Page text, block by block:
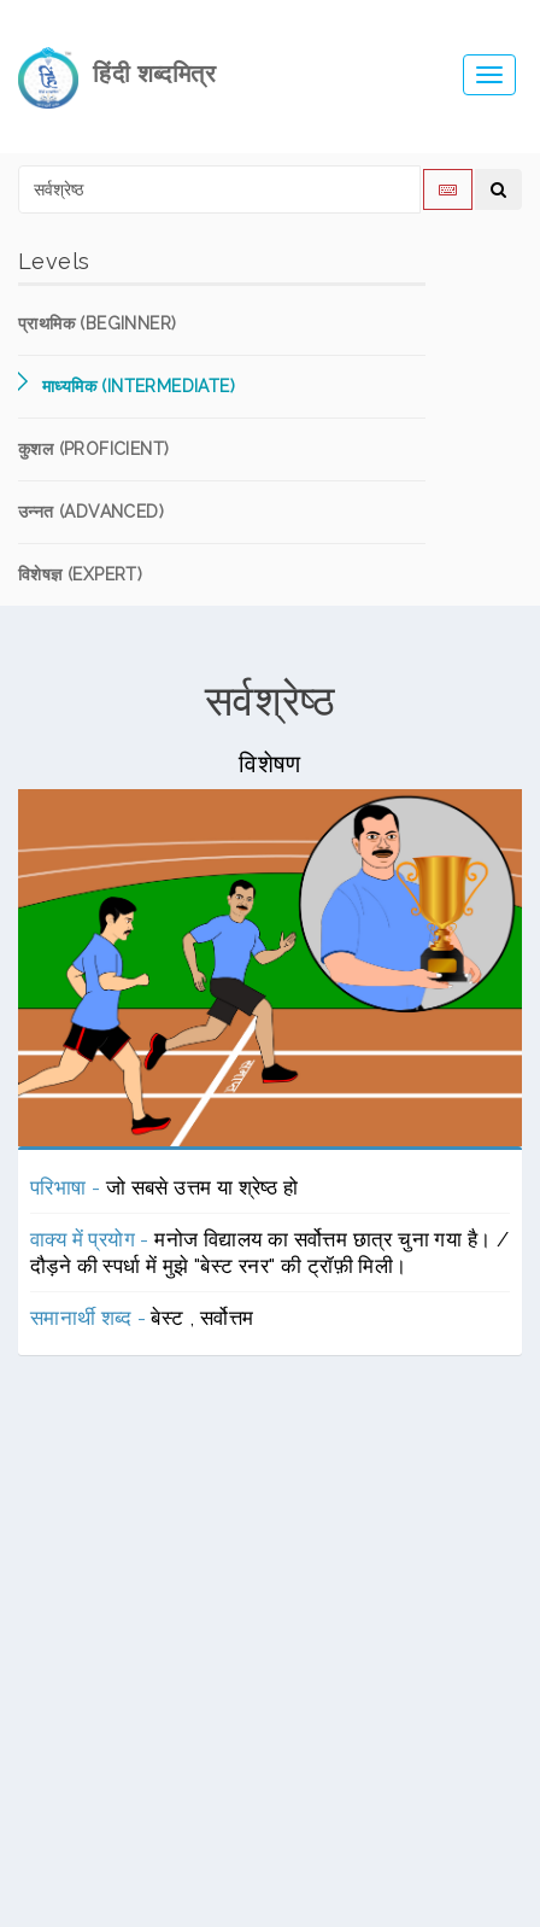
हिंदी शब्दमित्र
Levels
प्राथमिक (BEGINNER)
माध्यमिक (INTERMEDIATE)
कुशल (PROFICIENT)
उन्नत (ADVANCED)
विशेषज्ञ (EXPERT)
सर्वश्रेष्ठ
विशेषण
परिभाषा -जो सबसे उत्तम या श्रेष्ठ हो
वाक्य में प्रयोग -मनोज विद्यालय का सर्वोत्तम छात्र चुना गया है। /
दौड़ने की स्पर्धा में मुझे "बेस्ट रनर" की ट्रॉफ़ी मिली।
समानार्थी शब्द -बेस्ट ,सर्वोत्तम